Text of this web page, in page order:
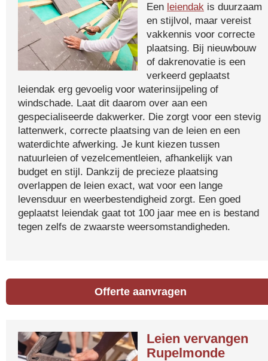
Een leiendak is duurzaam
en stijlvol, maar vereist
vakkennis voor correcte
plaatsing. Bij nieuwbouw
of dakrenovatie is een
verkeerd geplaatst
leiendak erg gevoelig voor waterinsijpeling of
windschade. Laat dit daarom over aan een
gespecialiseerde dakwerker. Die zorgt voor een stevig
lattenwerk, correcte plaatsing van de leien en een
waterdichte afwerking. Je kunt kiezen tussen
natuurleien of vezelcementleien, afhankelijk van
budget en stijl. Dankzij de precieze plaatsing
overlappen de leien exact, wat voor een lange
levensduur en weerbestendigheid zorgt. Een goed
geplaatst leiendak gaat tot 100 jaar mee en is bestand
tegen zelfs de zwaarste weersomstandigheden.
Offerte aanvragen
Leien vervangen
Rupelmonde